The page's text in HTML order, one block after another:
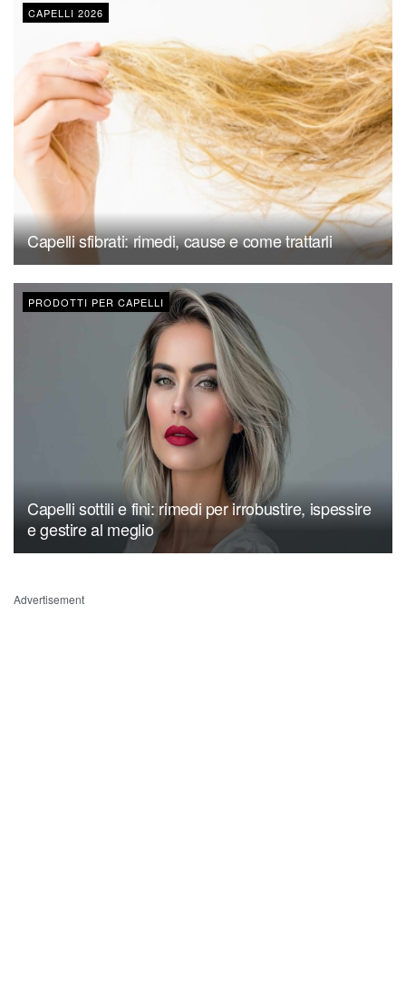
CAPELLI 2026
Capelli sfibrati: rimedi, cause e come trattarli
PRODOTTI PER CAPELLI
Capelli sottili e fini: rimedi per irrobustire, ispessire
e gestire al meglio
Advertisement